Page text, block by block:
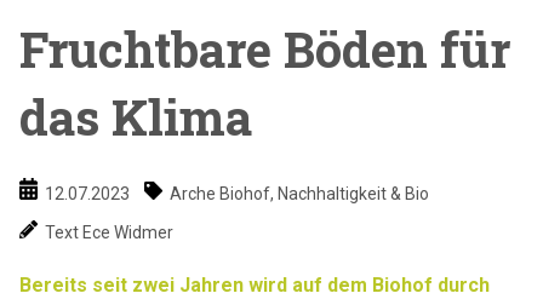
Fruchtbare Böden für
das Klima
12.07.2023 Arche Biohof,Nachhaltigkeit & Bio
Text Ece Widmer
Bereits seit zwei Jahren wird auf dem Biohof durch